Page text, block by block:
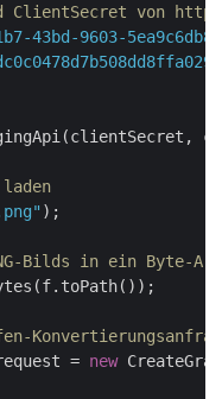
von
43bd-9603-
);
Bilds in ein Byte-
= new